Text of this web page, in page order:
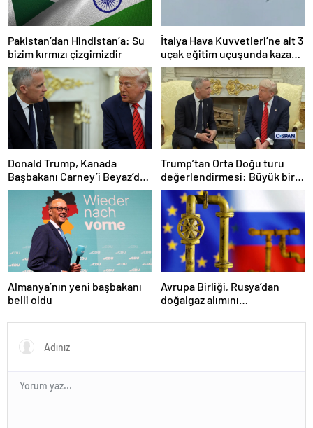
Pakistan’dan Hindistan’a: Su
bizim kırmızı çizgimizdir
İtalya Hava Kuvvetleri’ne ait 3
uçak eğitim uçuşunda kaza
yaptı
Donald Trump, Kanada
Başbakanı Carney’i Beyaz’da
ağırladı
Trump’tan Orta Doğu turu
değerlendirmesi: Büyük bir
duyuru yapacağız
Almanya’nın yeni başbakanı
belli oldu
Avrupa Birliği, Rusya’dan
doğalgaz alımını